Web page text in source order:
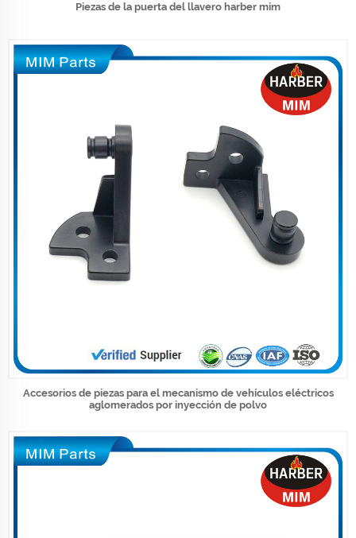
Piezas de la puerta del llavero harber mim
Accesorios de piezas para el mecanismo de vehículos eléctricos
aglomerados por inyección de polvo